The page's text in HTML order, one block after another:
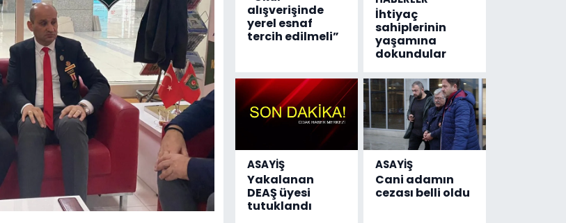
alışverişinde
yerel esnaf
tercih edilmeli”
İhtiyaç
sahiplerinin
yaşamına
dokundular
ASAYİŞ
Yakalanan
DEAŞ üyesi
tutuklandı
ASAYİŞ
Cani adamın
cezası belli oldu